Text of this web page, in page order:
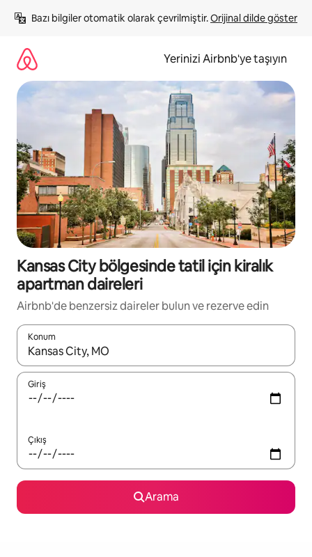
atla
Bazı bilgiler otomatik olarak çevrilmiştir. Orijinal dilde göster
Yerinizi Airbnb'ye taşıyın
Kansas City bölgesinde tatil için kiralık
apartman daireleri
Airbnb'de benzersiz daireler bulun ve rezerve edin
Konum
Sonuçlar kullanılabilir olduğunda yukarı ve aşağı oklarıyla
Giriş
Çıkış
Arama